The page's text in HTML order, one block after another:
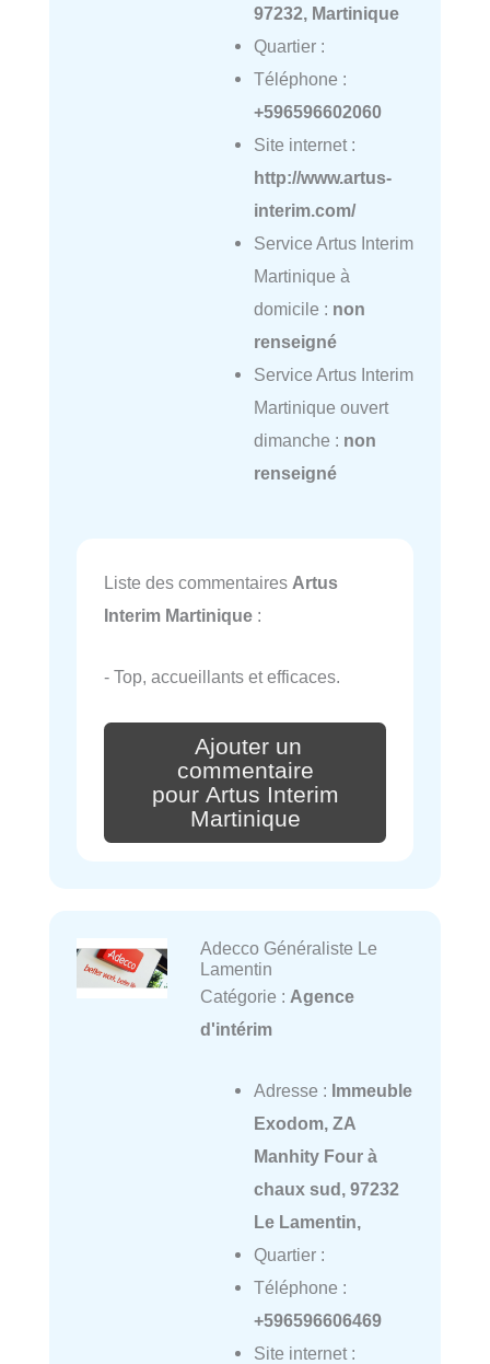
97232, Martinique
Quartier :
Téléphone :
+596596602060
Site internet :
http://www.artus-
interim.com/
Service Artus Interim
Martinique à
domicile : non
renseigné
Service Artus Interim
Martinique ouvert
dimanche : non
renseigné
Liste des commentaires Artus
Interim Martinique :
- Top, accueillants et efficaces.
Ajouter un
commentaire
pour Artus Interim
Martinique
Adecco Généraliste Le
Lamentin
Catégorie : Agence
d'intérim
Adresse : Immeuble
Exodom, ZA
Manhity Four à
chaux sud, 97232
Le Lamentin,
Quartier :
Téléphone :
+596596606469
Site internet :